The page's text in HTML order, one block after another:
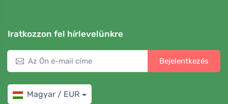
Iratkozzon fel hírlevelünkre
Bejelentkezés
Magyar / EUR